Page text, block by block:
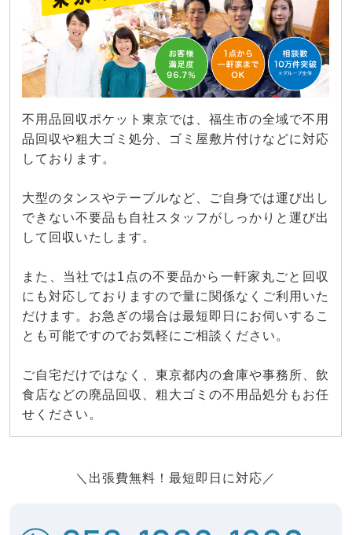
不用品回収ポケット東京では、福生市の全域で不用
品回収や粗大ゴミ処分、ゴミ屋敷片付けなどに対応
しております。
大型のタンスやテーブルなど、ご自身では運び出し
できない不要品も自社スタッフがしっかりと運び出
して回収いたします。
また、当社では1点の不要品から一軒家丸ごと回収
にも対応しておりますので量に関係なくご利用いた
だけます。お急ぎの場合は最短即日にお伺いするこ
とも可能ですのでお気軽にご相談ください。
ご自宅だけではなく、東京都内の倉庫や事務所、飲
食店などの廃品回収、粗大ゴミの不用品処分もお任
せください。
＼出張費無料！最短即日に対応／